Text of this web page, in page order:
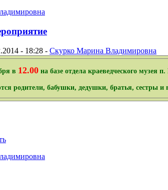
- 18:28 - Скурко Марина Владимировна
в 12.00 на базе отдела краеведческого
родители, бабушки, дедушки, братья, сестры и